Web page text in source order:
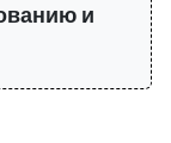
и